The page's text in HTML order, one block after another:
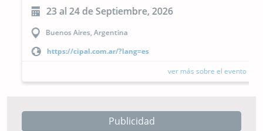
23 al 24 de Septiembre, 2026
Buenos Aires, Argentina
https://cipal.com.ar/?lang=es
ver más sobre el evento
Publicidad